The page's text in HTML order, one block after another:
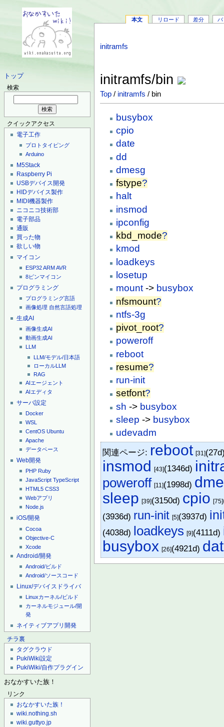
トップ
検索
クイックアクセス
電子工作
プロトタイピング
Arduino
M5Stack
Raspberry Pi
USBデバイス開発
HIDデバイス製作
MIDI機器製作
ニコニコ技術部
電子部品
通販
買った物
欲しい物
マイコン
ESP32ARMAVR
8ピンマイコン
プログラミング
プログラミング言語
画像処理 自然言語処理
生成AI
画像生成AI
動画生成AI
LLM
LLM/モデル/日本語
ローカルLLM
RAG
AIエージェント
AIエディタ
サーバ設定
Docker
WSL
CentOS Ubuntu
Apache
データベース
Web開発
PHP Ruby
JavaScript TypeScript
HTML5 CSS3
Webアプリ
Node.js
iOS/開発
Cocoa
Objective-C
Xcode
Android/開発
Android/ビルド
Android/ソースコード
Linux/デバイスドライバ
Linuxカーネル/ビルド
カーネルモジュール/開
発
ネイティブアプリ開発
チラ裏
タグクラウド
PukiWiki設定
PukiWiki/自作プラグイン
おなかすいた族！
リンク
おなかすいた族！
wiki.nothing.sh
wiki.guttyo.jp
本文 リロード 差分 バ
initramfs
initramfs/bin
Top / initramfs / bin
busybox
cpio
date
dd
dmesg
fstype?
halt
insmod
ipconfig
kbd_mode?
kmod
loadkeys
losetup
mount-> busybox
nfsmount?
ntfs-3g
pivot_root?
poweroff
reboot
resume?
run-init
setfont?
sh -> busybox
sleep -> busybox
udevadm
関連ページ: reboot [31]
insmod [43](1346d)
poweroff [11](1998d)
sleep [39](3150d) cpio [75]
(3936d) run-init [5](3937d)
(4038d) loadkeys [9](4111d)
busybox [26](4921d)